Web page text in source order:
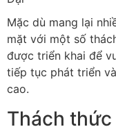
Mặc dù mang lại
mặt với một số
được triển khai để
tiếp tục phát triển
cao.
Thách